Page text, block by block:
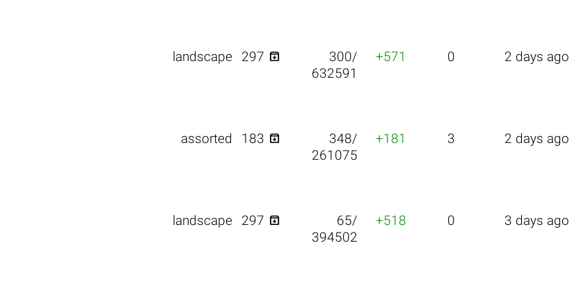
landscape 297 
300/
632591
+571 0 2 days ago
assorted 183 
348/
261075
+181 3 2 days ago
landscape 297 
65/
394502
+518 0 3 days ago